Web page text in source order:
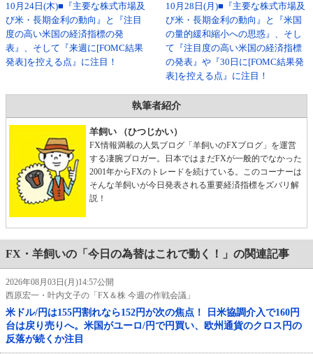
10月24日(木)■『主要な株式市場及
び米・長期金利の動向』と『注目
度の高い米国の経済指標の発
表』、そして『来週に[FOMC結果
発表]を控える点』に注目！
10月28日(月)■『主要な株式市場及
び米・長期金利の動向』と『米国
の量的緩和縮小への思惑』、そし
て『注目度の高い米国の経済指標
の発表』や『30日に[FOMC結果発
表]を控える点』に注目！
執筆者紹介
羊飼い （ひつじかい）
FX情報満載の人気ブログ「羊飼いのFXブログ」を運営
する凄腕ブロガー。日本ではまだFXが一般的でなかった
2001年からFXのトレードを続けている。このコーナーは
そんな羊飼いが今日発表される重要経済指標をズバリ解
説！
FX・羊飼いの「今日の為替はこれで動く！」の関連記事
2026年08月03日(月)14:57公開
西原宏一・叶内文子の「FX＆株 今週の作戦会議」
米ドル/円は155円割れなら152円が次の焦点！ 日米協調介入で160円
台は戻り売りへ。米国がユーロ/円で円買い、欧州通貨のクロス円の
反落が続くか注目